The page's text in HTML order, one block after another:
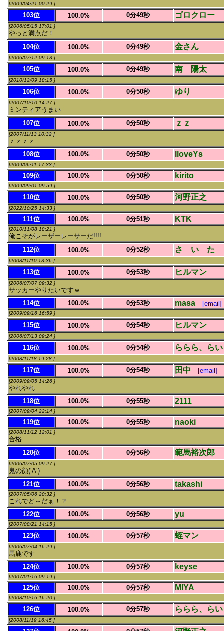
[2009/04/21 00:29 ]
103位 100.0% 0分49秒 ゴロクロー
[2006/05/15 17:01 ]
やっと満点だ！
104位
100.0% 0分49秒 金さん
[2006/07/12 09:13 ]
105位 100.0% 0分49秒 南 陽太
[2010/12/09 18:15 ]
106位 100.0% 0分50秒 ゆり
[2007/10/10 14:27 ]
ミンティアうまい
107位
100.0% 0分50秒 ｚｚ
[2007/11/13 10:32 ]
ｚｚｚｚ
108位
100.0% 0分50秒 IloveYs
[2009/06/11 17:33 ]
109位 100.0% 0分50秒 kirito
[2009/09/01 09:59 ]
110位 100.0% 0分50秒 河野正之
[2022/10/25 14:33 ]
111位 100.0% 0分51秒 KTK
[2010/11/08 18:21 ]
俺こそがレーザーレーサーだ!!!!
112位
100.0% 0分52秒 さ い た
[2008/11/10 13:36 ]
113位 100.0% 0分53秒 ヒルマン
[2006/07/07 09:32 ]
サッカーやりたいですｗ
114位
100.0% 0分53秒 masa [email]
[2009/09/16 16:59 ]
115位 100.0% 0分54秒 ヒルマン
[2006/07/13 09:24 ]
116位 100.0% 0分54秒 ららら、らい
[2008/11/18 19:28 ]
117位 100.0% 0分54秒 田中 [email]
[2009/09/05 14:26 ]
やれやれ
118位
100.0% 0分55秒 2111
[2007/09/04 22:14 ]
119位 100.0% 0分55秒 naoki
[2008/11/12 12:01 ]
合格
120位
100.0% 0分56秒 範馬裕次郎
[2006/07/05 09:27 ]
鬼の顔(‘A‘)
121位
100.0% 0分56秒 takashi
[2007/05/06 20:32 ]
これでど～だぁ！？
122位
100.0% 0分56秒 yu
[2007/08/21 14:15 ]
123位 100.0% 0分57秒 蛭マン
[2006/07/04 16:29 ]
馬鹿です
124位
100.0% 0分57秒 keyse
[2007/01/16 09:19 ]
125位 100.0% 0分57秒 MIYA
[2008/10/16 16:20 ]
126位 100.0% 0分57秒 ららら、らい
[2008/11/19 16:45 ]